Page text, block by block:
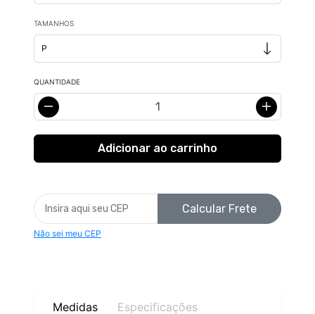
TAMANHOS
QUANTIDADE
Calcular Frete
Não sei meu CEP
Medidas Especificações